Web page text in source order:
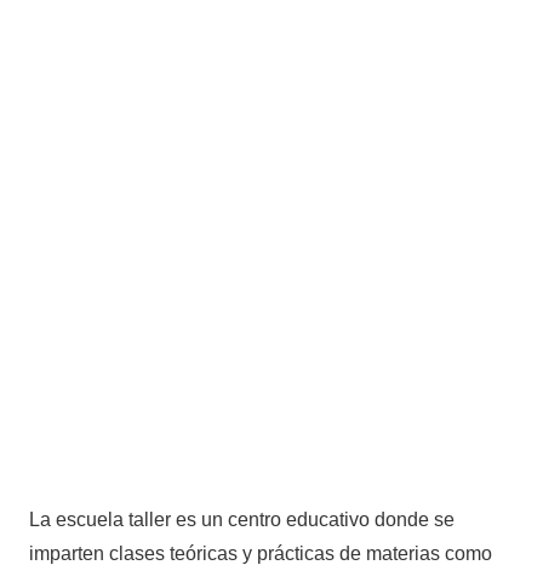
La escuela taller es un centro educativo donde se
imparten clases teóricas y prácticas de materias como